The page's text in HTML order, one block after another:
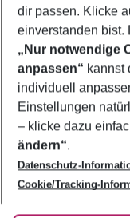
Footer
Footer navigation
Über uns
AGB
Bestpreisgarantie
Cookie-
Cookie-Richtlinie
Agenturbetreuung
Barrierefreies Reisen
Folge uns
dir passen. Klicke
einverstanden bist.
„Nur notwendige
anpassen“ kannst
individuell
Einstellungen
– klicke dazu
ändern“.
Datenschutz-
Cookie/Tracking-